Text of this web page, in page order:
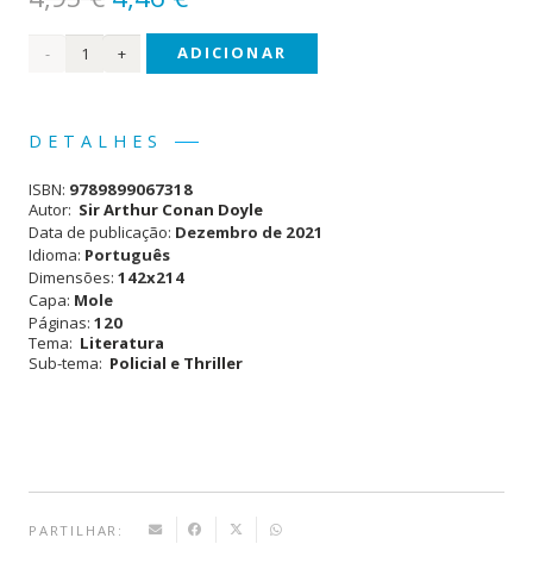
preço
original
4,95 €.
preço
atual
Quantidade
- O
Estrela
de
Prata
ADICIONAR
DETALHES
ISBN: 9789899067318
Autor: Sir Arthur Conan Doyle
Data de publicação: Dezembro de 2021
Idioma: Português
Dimensões: 142x214
Capa: Mole
Páginas: 120
Tema: Literatura
Sub-tema: Policial e Thriller
PARTILHAR: